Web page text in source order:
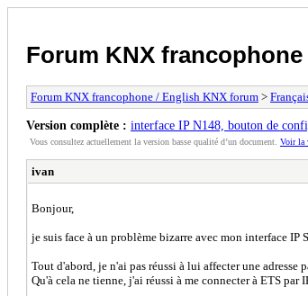
Forum KNX
Forum KNX francophone / English KNX forum >
Version complète : interface IP N148, bouton de
Vous consultez actuellement la version basse qualité d’un document. Voir la
ivan
Bonjour,
je suis face à un problème bizarre avec mon interface IP
Tout d'abord, je n'ai pas réussi à lui affecter une adresse
Qu'à cela ne tienne, j'ai réussi à me connecter à ETS